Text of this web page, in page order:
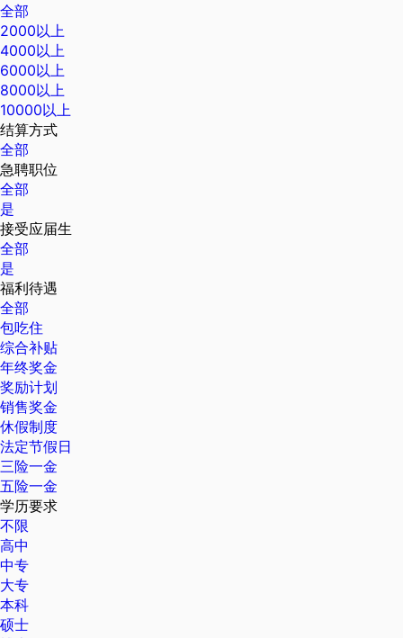
全部
2000以上
4000以上
6000以上
8000以上
10000以上
结算方式
全部
急聘职位
全部
是
接受应届生
全部
是
福利待遇
全部
包吃住
综合补贴
年终奖金
奖励计划
销售奖金
休假制度
法定节假日
三险一金
五险一金
学历要求
不限
高中
中专
大专
本科
硕士